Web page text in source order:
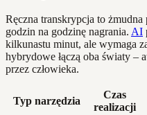
Ręczna transkrypcja to
godzin na godzinę nagrania. AI
kilkunastu minut, ale wymaga
hybrydowe łączą oba światy –
przez człowieka.
Typ narzędzia
Czas
realizacji